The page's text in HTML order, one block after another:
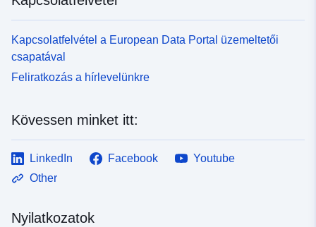
Kapcsolatfelvétel a European Data Portal üzemeltetői
csapatával
Feliratkozás a hírlevelünkre
Kövessen minket itt:
LinkedIn Facebook
Youtube
Other
Nyilatkozatok